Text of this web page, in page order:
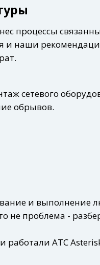
процессы
и наши
сетевого
обрывов.
и выполнение
не проблема -
АТС